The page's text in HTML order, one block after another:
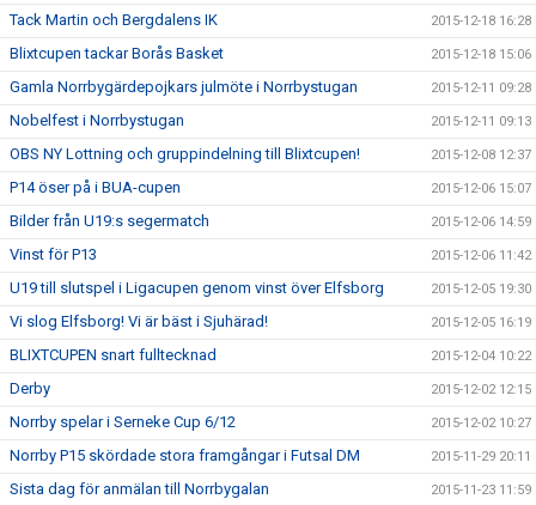
Tack Martin och Bergdalens IK 2015-12-18 16:28
Blixtcupen tackar Borås Basket 2015-12-18 15:06
Gamla Norrbygärdepojkars julmöte i Norrbystugan 2015-12-11 09:28
Nobelfest i Norrbystugan 2015-12-11 09:13
OBS NY Lottning och gruppindelning till Blixtcupen! 2015-12-08 12:37
P14 öser på i BUA-cupen 2015-12-06 15:07
Bilder från U19:s segermatch 2015-12-06 14:59
Vinst för P13 2015-12-06 11:42
U19 till slutspel i Ligacupen genom vinst över Elfsborg 2015-12-05 19:30
Vi slog Elfsborg! Vi är bäst i Sjuhärad! 2015-12-05 16:19
BLIXTCUPEN snart fulltecknad 2015-12-04 10:22
Derby 2015-12-02 12:15
Norrby spelar i Serneke Cup 6/12 2015-12-02 10:27
Norrby P15 skördade stora framgångar i Futsal DM 2015-11-29 20:11
Sista dag för anmälan till Norrbygalan 2015-11-23 11:59